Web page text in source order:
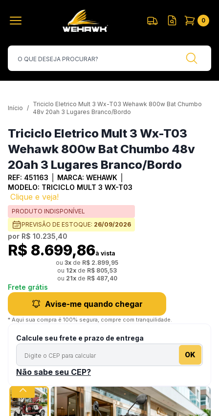
0
Início /
Triciclo Eletrico Mult 3 Wx-T03 Wehawk 800w Bat Chumbo
48v 20ah 3 Lugares Branco/Bordo
Triciclo Eletrico Mult 3 Wx-T03
Wehawk 800w Bat Chumbo 48v
20ah 3 Lugares Branco/Bordo
REF: 451163 MARCA: WEHAWK
MODELO: TRICICLO MULT 3 WX-T03
Clique e veja!
PRODUTO INDISPONÍVEL
PREVISÃO DE ESTOQUE: 26/09/2026
por R$ 10.235,40
R$ 8.699,86à vista
ou 3x de R$ 2.899,95
ou 12x de R$ 805,53
ou 21xde R$ 487,40
Frete grátis
Avise-me quando chegar
* Aqui sua compra é 100% segura, compre com tranquilidade.
Calcule seu frete e prazo de entrega
OK
Não sabe seu CEP?